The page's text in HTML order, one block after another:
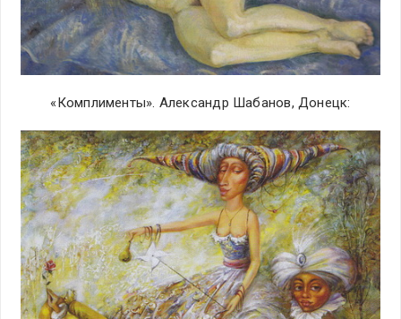
«Комплименты». Александр Шабанов, Донецк: